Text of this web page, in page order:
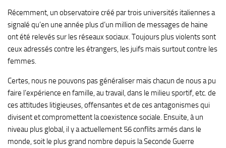
Récemment, un observatoire créé par trois universités italiennes a
signalé qu’en une année plus d’un million de messages de haine
ont été relevés sur les réseaux sociaux. Toujours plus violents sont
ceux adressés contre les étrangers, les juifs mais surtout contre les
femmes.
Certes, nous ne pouvons pas généraliser mais chacun de nous a pu
faire l’expérience en famille, au travail, dans le milieu sportif, etc. de
ces attitudes litigieuses, offensantes et de ces antagonismes qui
divisent et compromettent la coexistence sociale. Ensuite, à un
niveau plus global, il y a actuellement 56 conflits armés dans le
monde, soit le plus grand nombre depuis la Seconde Guerre